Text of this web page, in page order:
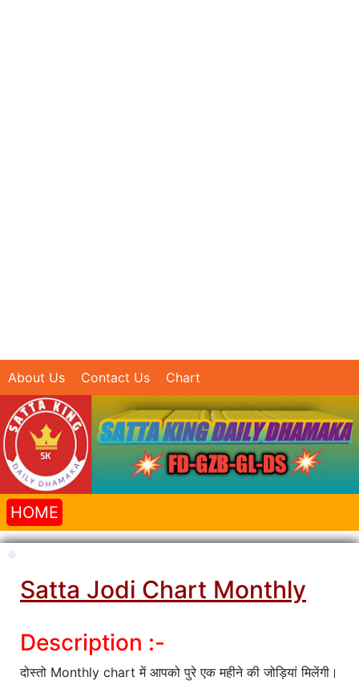
About Us Contact Us Chart
HOME
Satta Jodi Chart Monthly
Description :-
दोस्तो Monthly chart में आपको पुरे एक महीने की जोड़ियां मिलेंगी।